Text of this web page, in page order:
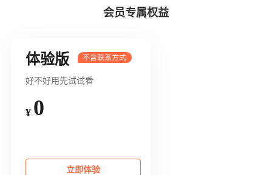
会员专属权益
体验版
好不好用先试试看
¥ 0
立即体验